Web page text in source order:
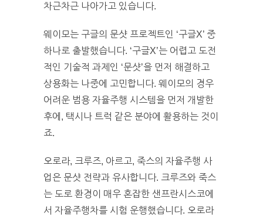
차근차근 나아가고 있습니다.
웨이모는 구글의 문샷 프로젝트인 ‘구글X’ 중
하나로 출발했습니다. ‘구글X’는 어렵고 도전
적인 기술적 과제인 ‘문샷’을 먼저 해결하고
상용화는 나중에 고민합니다. 웨이모의 경우
어려운 범용 자율주행 시스템을 먼저 개발한
후에, 택시나 트럭 같은 분야에 활용하는 것이
죠.
오로라, 크루즈, 아르고, 죽스의 자율주행 사
업은 문샷 전략과 유사합니다. 크루즈와 죽스
는 도로 환경이 매우 혼잡한 샌프란시스코에
서 자율주행차를 시험 운행했습니다. 오로라